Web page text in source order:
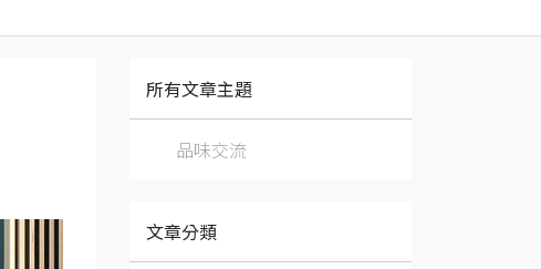
所有文章主題
品味交流
文章分類